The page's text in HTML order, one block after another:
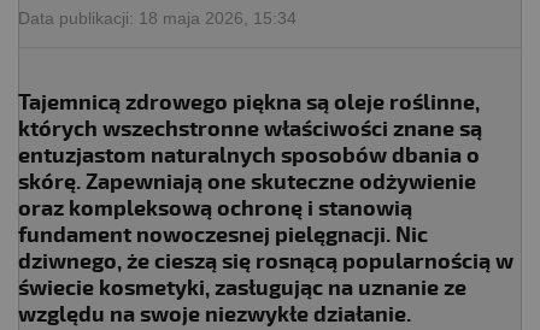
Data publikacji: 18 maja 2026, 15:34
Tajemnicą zdrowego piękna są oleje roślinne,
których wszechstronne właściwości znane są
entuzjastom naturalnych sposobów dbania o
skórę. Zapewniają one skuteczne odżywienie
oraz kompleksową ochronę i stanowią
fundament nowoczesnej pielęgnacji. Nic
dziwnego, że cieszą się rosnącą popularnością w
świecie kosmetyki, zasługując na uznanie ze
względu na swoje niezwykłe działanie.